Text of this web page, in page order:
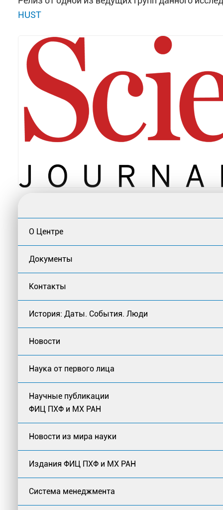
HUST
О Центре
Документы
Контакты
История: Даты. События. Люди
Новости
Наука от первого лица
Научные публикации
ФИЦ ПХФ и МХ РАН
Новости из мира науки
Издания ФИЦ ПХФ и МХ РАН
Система менеджмента